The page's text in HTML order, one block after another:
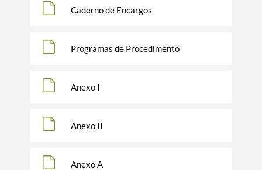
Termo de Pesquisa
Categorias gerais
Caderno de Encargos
Programas de Procedimento
Anexo I
Anexo II
Anexo A